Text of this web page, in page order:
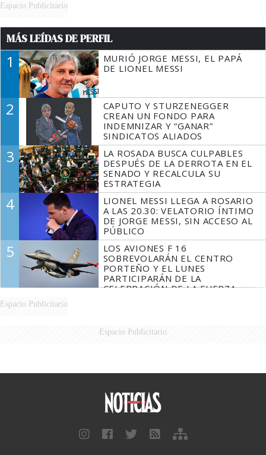
Espacio Publicitario
MÁS LEÍDAS DE PERFIL
1
MURIÓ JORGE MESSI, EL PAPÁ
DE LIONEL MESSI
2
CAPUTO Y STURZENEGGER
CREAN UN FONDO PARA
INDEMNIZAR Y “GANAR”
SINDICATOS ALIADOS
3
LA ROSADA BUSCA CULPABLES
DESPUÉS DE LA DERROTA EN EL
SENADO Y RECALCULA SU
ESTRATEGIA
4
LIONEL MESSI LLEGA A ROSARIO
A LAS 20.30: VELATORIO ÍNTIMO
DE JORGE MESSI, SIN ACCESO AL
PÚBLICO
5
LOS AVIONES F 16
SOBREVOLARÁN EL CENTRO
PORTEÑO Y EL LUNES
PARTICIPARÁN DE LA
CELEBRACIÓN DE LA FUERZA
Espacio Publicitario
Espacio Publicitario